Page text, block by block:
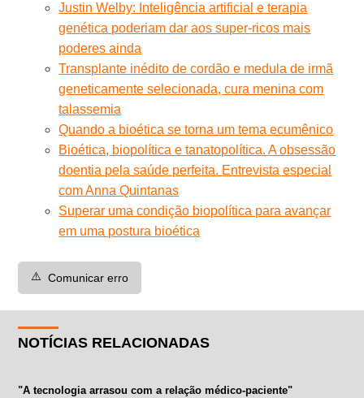
Justin Welby: Inteligência artificial e terapia
genética poderiam dar aos super-ricos mais
poderes ainda
Transplante inédito de cordão e medula de irmã
geneticamente selecionada, cura menina com
talassemia
Quando a bioética se torna um tema ecumênico
Bioética, biopolítica e tanatopolítica. A obsessão
doentia pela saúde perfeita. Entrevista especial
com Anna Quintanas
Superar uma condição biopolítica para avançar
em uma postura bioética
⚠️ Comunicar erro
NOTÍCIAS RELACIONADAS
"A tecnologia arrasou com a relação médico-paciente"